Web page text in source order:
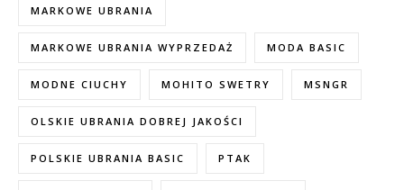
MARKOWE UBRANIA
MARKOWE UBRANIA WYPRZEDAŻ MODA BASIC
MODNE CIUCHY MOHITO SWETRY MSNGR
OLSKIE UBRANIA DOBREJ JAKOŚCI
POLSKIE UBRANIA BASIC PTAK